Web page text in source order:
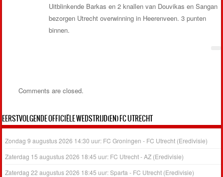
Uitblinkende Barkas en 2 knallen van Douvikas en Sangan
bezorgen Utrecht overwinning in Heerenveen. 3 punten
binnen.
Comments are closed.
EERSTVOLGENDE OFFICIËLE WEDSTRIJD(EN) FC UTRECHT
Zondag 9 augustus 2026 14:30 uur: FC Groningen - FC Utrecht (Eredivisie)
Zaterdag 15 augustus 2026 18:45 uur: FC Utrecht - AZ (Eredivisie)
Zaterdag 22 augustus 2026 18:45 uur: Sparta - FC Utrecht (Eredivisie)